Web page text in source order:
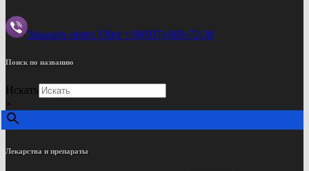
Заказать через Viber +38(097)-869-72-38
Поиск по названию
Искать
×
Лекарства и препараты